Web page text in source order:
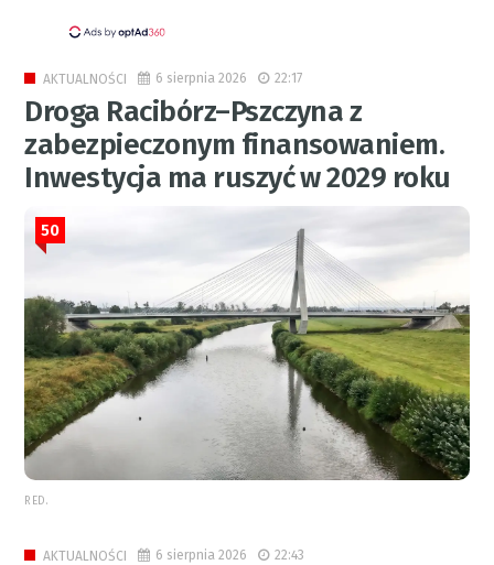
AKTUALNOŚCI 6 sierpnia 2026 22:17
Droga Racibórz–Pszczyna z
zabezpieczonym finansowaniem.
Inwestycja ma ruszyć w 2029 roku
50
RED.
AKTUALNOŚCI 6 sierpnia 2026 22:43